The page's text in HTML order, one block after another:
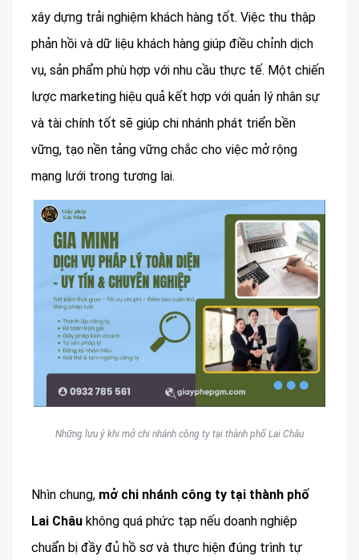
xây dựng trải nghiệm khách hàng tốt. Việc thu thập
phản hồi và dữ liệu khách hàng giúp điều chỉnh dịch
vụ, sản phẩm phù hợp với nhu cầu thực tế. Một chiến
lược marketing hiệu quả kết hợp với quản lý nhân sự
và tài chính tốt sẽ giúp chi nhánh phát triển bền
vững, tạo nền tảng vững chắc cho việc mở rộng
mạng lưới trong tương lai.
Những lưu ý khi mở chi nhánh công ty tại thành phố Lai Châu
Nhìn chung, mở chi nhánh công ty tại thành phố
Lai Châu không quá phức tạp nếu doanh nghiệp
chuẩn bị đầy đủ hồ sơ và thực hiện đúng trình tự